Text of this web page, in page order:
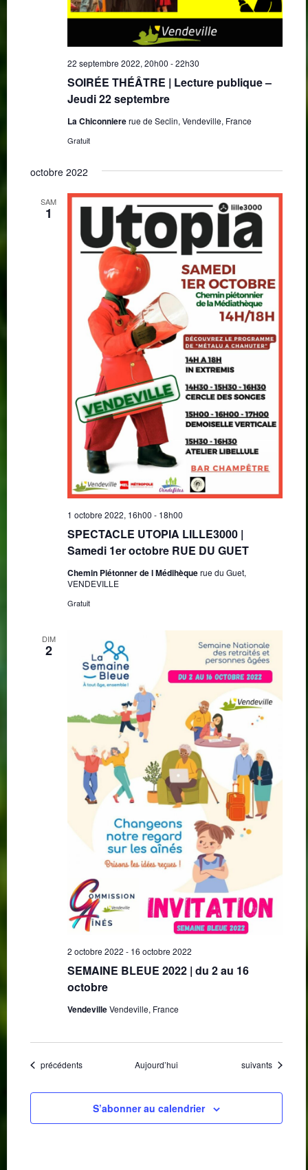
SOIRÉE THÉÂTRE | Lecture publique –
Jeudi 22 septembre
22 septembre 2022, 20h00 -22h30
La Chiconniererue de Seclin, Vendeville, France
Gratuit
octobre 2022
SAM
1
SPECTACLE UTOPIA LILLE3000 |
Samedi 1er octobre RUE DU GUET
1 octobre 2022, 16h00 - 18h00
Chemin Piétonner de l Médihèquerue du Guet,
VENDEVILLE
Gratuit
DIM
2
SEMAINE BLEUE 2022 | du 2 au 16
octobre
2 octobre 2022 - 16 octobre 2022
VendevilleVendeville, France
Évènements
précédents Aujourd’hui Évènements
suivants
S’abonner au calendrier